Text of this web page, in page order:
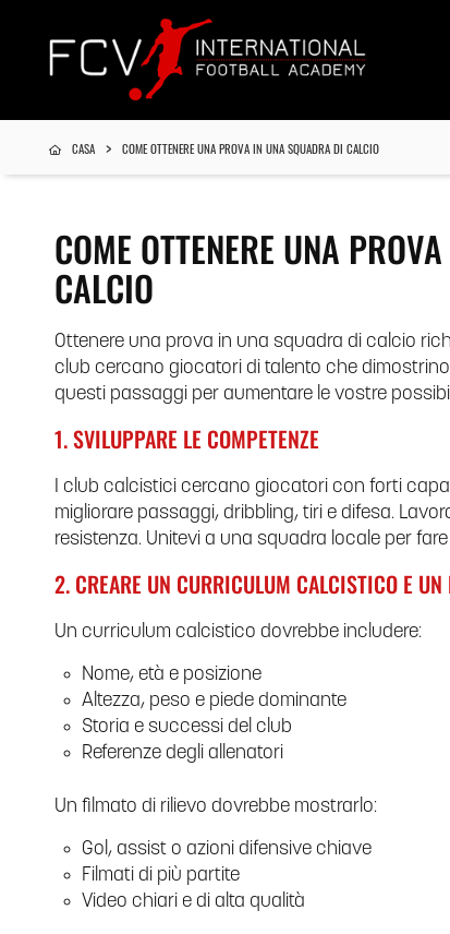
CASA COME OTTENERE UNA PROVA IN UNA SQUADRA DI CALCIO
COME OTTENERE UNA
CALCIO
Ottenere una prova in una squadra di calcio
club cercano giocatori di talento che
questi passaggi per aumentare le vostre
1. SVILUPPARE LE COMPETENZE
I club calcistici cercano giocatori con forti
migliorare passaggi, dribbling, tiri e difesa.
resistenza. Unitevi a una squadra locale per
2. CREARE UN CURRICULUM CALCISTICO E
Un curriculum calcistico dovrebbe includere:
Nome, età e posizione
Altezza, peso e piede dominante
Storia e successi del club
Referenze degli allenatori
Un filmato di rilievo dovrebbe mostrarlo:
Gol, assist o azioni difensive chiave
Filmati di più partite
Video chiari e di alta qualità